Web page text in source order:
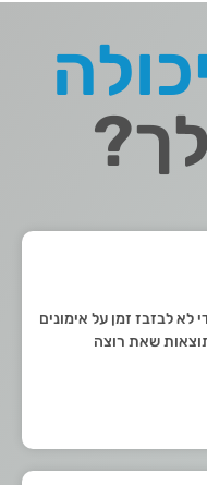
לך?
לא לבזבז זמן על אימונים
שאת רוצה